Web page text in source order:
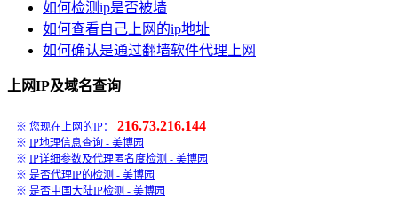
如何检测ip是否被墙
如何查看自己上网的ip地址
如何确认是通过翻墙软件代理上网
上网IP及域名查询
※ 您现在上网的IP： 216.73.216.144
※ IP地理信息查询 - 美博园
※ IP详细参数及代理匿名度检测 - 美博园
※ 是否代理IP的检测 - 美博园
※ 是否中国大陆IP检测 - 美博园